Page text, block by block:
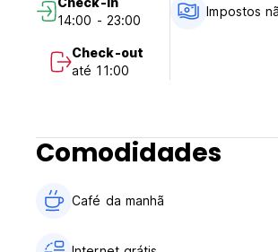
Payment upon arrival by cash
Taxes not included - 21.00%
Breakfast included
No pets allowed
14:00 - 23:00
Check-out
até 11:00
Impostos
Comodidades
Café da manhã